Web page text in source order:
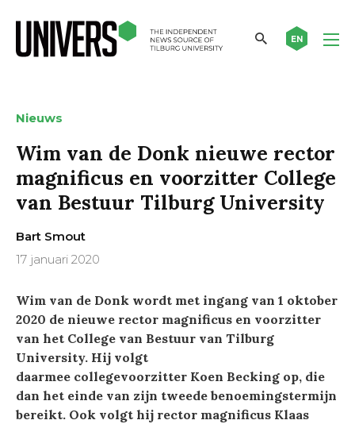
EN
Nieuws
Wim van de Donk nieuwe rector
magnificus en voorzitter College
van Bestuur Tilburg University
Bart Smout
17 januari 2020
Wim van de Donk wordt met ingang van 1 oktober
2020 de nieuwe rector magnificus en voorzitter
van het College van Bestuur van Tilburg
University. Hij volgt
daarmee collegevoorzitter Koen Becking op, die
dan het einde van zijn tweede benoemingstermijn
bereikt. Ook volgt hij rector magnificus Klaas